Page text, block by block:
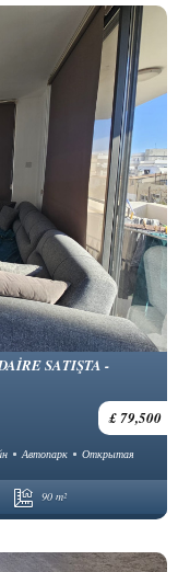
SATIŞTA -
£ 79,500
Автопарк
Открытая
90 m²